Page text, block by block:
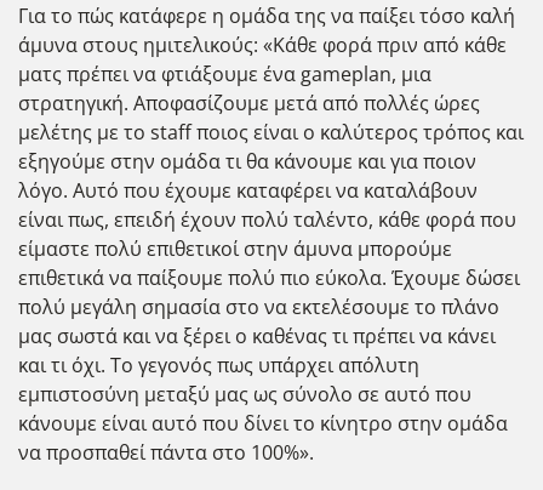
Για το πώς κατάφερε η ομάδα της να παίξει τόσο καλή
άμυνα στους ημιτελικούς: «Κάθε φορά πριν από κάθε
ματς πρέπει να φτιάξουμε ένα gameplan, μια
στρατηγική. Αποφασίζουμε μετά από πολλές ώρες
μελέτης με το staff ποιος είναι ο καλύτερος τρόπος και
εξηγούμε στην ομάδα τι θα κάνουμε και για ποιον
λόγο. Αυτό που έχουμε καταφέρει να καταλάβουν
είναι πως, επειδή έχουν πολύ ταλέντο, κάθε φορά που
είμαστε πολύ επιθετικοί στην άμυνα μπορούμε
επιθετικά να παίξουμε πολύ πιο εύκολα. Έχουμε δώσει
πολύ μεγάλη σημασία στο να εκτελέσουμε το πλάνο
μας σωστά και να ξέρει ο καθένας τι πρέπει να κάνει
και τι όχι. Το γεγονός πως υπάρχει απόλυτη
εμπιστοσύνη μεταξύ μας ως σύνολο σε αυτό που
κάνουμε είναι αυτό που δίνει το κίνητρο στην ομάδα
να προσπαθεί πάντα στο 100%».